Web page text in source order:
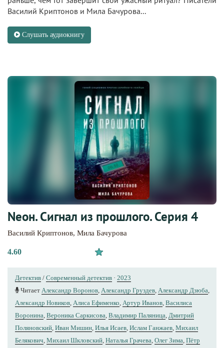
Василий Криптонов и Мила Бачурова...
Слушать аудиокнигу
Nеон. Сигнал из прошлого. Серия 4
Василий Криптонов, Мила Бачурова
4.60
Детектив / Современный детектив · 2023
Читает Александр Воронов Александр Груздев Александр Дзюба
Александр Новиков Алиса Ефименко Артур Иванов Василиса
Воронина Вероника Саркисова Владимир Паляница Дмитрий
Поляновский Иван Мишин Илья Исаев Ислам Ганжаев Михаил
Белякович Михаил Шкловский Наталья Грачева Олег Зима Пётр